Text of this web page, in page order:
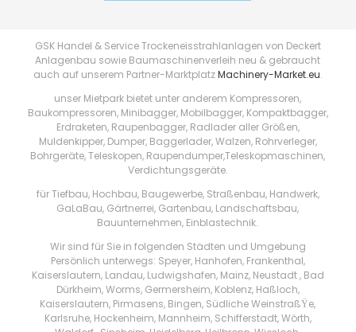
GSK Handel & Service Trockeneisstrahlanlagen von Deckert
Anlagenbau sowie Baumaschinenverleih neu & gebraucht
auch auf unserem Partner-MarktplatzMachinery-Market.eu.
unser Mietpark bietet unter anderem Kompressoren,
Baukompressoren, Minibagger, Mobilbagger, Kompaktbagger,
Erdraketen, Raupenbagger, Radlader aller Größen,
Muldenkipper, Dumper, Baggerlader, Walzen, Rohrverleger,
Bohrgeräte, Teleskopen, Raupendumper,Teleskopmaschinen,
Verdichtungsgeräte.
für Tiefbau, Hochbau, Baugewerbe, Straßenbau, Handwerk,
GaLaBau, Gärtnerrei, Gartenbau, Landschaftsbau,
Bauunternehmen, Einblastechnik.
Wir sind für Sie in folgenden Städten und Umgebung
Persönlich unterwegs: Speyer, Hanhofen, Frankenthal,
Kaiserslautern, Landau, Ludwigshafen, Mainz, Neustadt , Bad
Dürkheim, Worms, Germersheim, Koblenz, Haßloch,
Kaiserslautern, Pirmasens, Bingen, Südliche WeinstraßŸe,
Karlsruhe, Hockenheim, Mannheim, Schifferstadt, Wörth,